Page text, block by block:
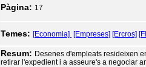
Pàgina: 17
Temes: [Economia] [Empreses] [Ercros]
Resum: Desenes d'empleats resideixen
retirar l'expedient i a asseure's a negociar